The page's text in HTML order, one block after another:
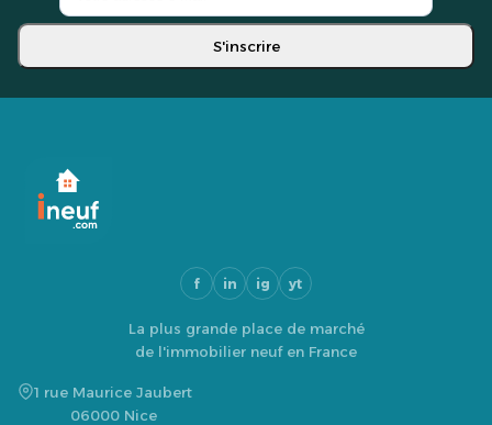
S'inscrire
f in ig yt
La plus grande place de marché
de l'immobilier neuf en France
1 rue Maurice Jaubert
06000 Nice